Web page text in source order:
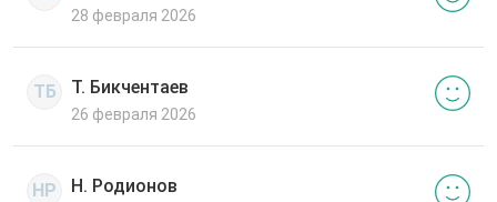
28 февраля 2026
ТБ Т. Бикчентаев
26 февраля 2026
НР Н. Родионов